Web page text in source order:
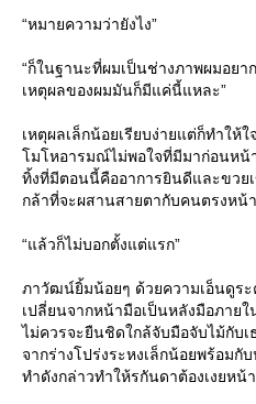
“หมายความว่ายังไง”
“ก็ในฐานะที่ผมเป็นช่างภาพผมอย
เหตุผลของผมมันก็มีแค่นี้แหละ”
เหตุผลเล็กน้อยเรียบง่ายแต่ก็ทำใ
โมโหอารมณ์ไม่พอใจที่มีมาก่อนห
ทิ้งที่มีตอนนี้คืออาการยินดีและขวย
กล้าที่จะผสานสายตากับคนตรงหน้า
“แล้วก็ไม่บอกตั้งแต่แรก”
ภาวัฒน์ยิ้มน้อยๆ ด้วยความเอ็นดูร
เปลี่ยนจากหน้ามือเป็นหลังมือภายใ
ไม่ควรจะยืนชิดใกล้จับมือจับไม้กับเ
จากร่างโปร่งระหงเล็กน้อยพร้อมกั
ทำดังกล่าวทำให้รกันดาต้องเงยหน้